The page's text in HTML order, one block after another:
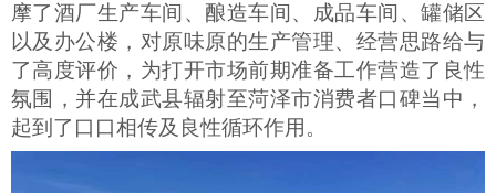
摩了酒厂生产车间 、 酿造车间 、 成品车间 、罐储区
以及办公楼， 对原味原的生产管理、经营思路给与
了高度评价，为打开市场前期准备工作营造了良性
氛围，并在成武县辐射至菏泽市消费者口碑当中，
起到了口口相传及良性循环作用。